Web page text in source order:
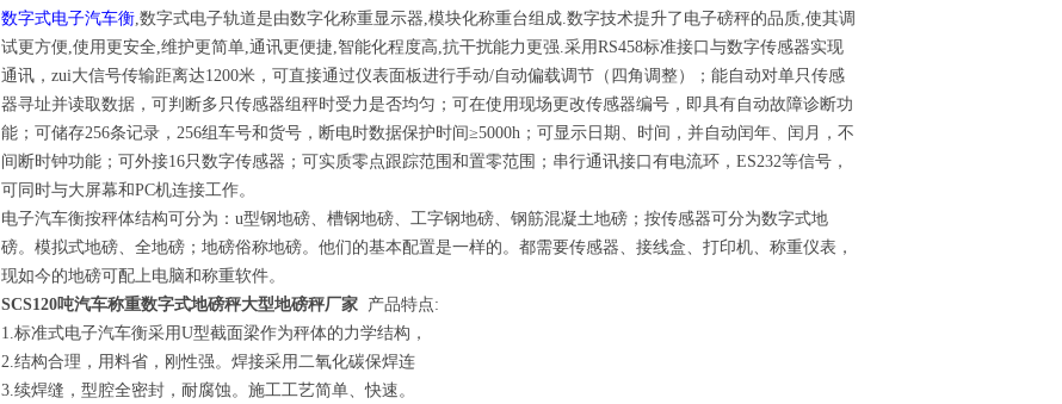
数字式电子汽车衡,数字式电子轨道是由数字化称重显示器,模块化称重台组成.数字技术提升了电子磅秤的品质,使其调
试更方便,使用更安全,维护更简单,通讯更便捷,智能化程度高,抗干扰能力更强.采用RS458标准接口与数字传感器实现
通讯，zui大信号传输距离达1200米，可直接通过仪表面板进行手动/自动偏载调节（四角调整）；能自动对单只传感
器寻址并读取数据，可判断多只传感器组秤时受力是否均匀；可在使用现场更改传感器编号，即具有自动故障诊断功
能；可储存256条记录，256组车号和货号，断电时数据保护时间≥5000h；可显示日期、时间，并自动闰年、闰月，不
间断时钟功能；可外接16只数字传感器；可实质零点跟踪范围和置零范围；串行通讯接口有电流环，ES232等信号，
可同时与大屏幕和PC机连接工作。
电子汽车衡按秤体结构可分为：u型钢地磅、槽钢地磅、工字钢地磅、钢筋混凝土地磅；按传感器可分为数字式地
磅。模拟式地磅、全地磅；地磅俗称地磅。他们的基本配置是一样的。都需要传感器、接线盒、打印机、称重仪表，
现如今的地磅可配上电脑和称重软件。
SCS120吨汽车称重数字式地磅秤大型地磅秤厂家 产品特点:
1.标准式电子汽车衡采用U型截面梁作为秤体的力学结构，
2.结构合理，用料省，刚性强。焊接采用二氧化碳保焊连
3.续焊缝，型腔全密封，耐腐蚀。施工工艺简单、快速。